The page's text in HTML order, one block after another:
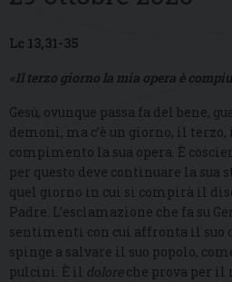
Lc 13,31-35
«Il terzo giorno la mia opera è
Gesù, ovunque passa fa del bene,
demoni, ma c’è un giorno, il terzo,
compimento la sua opera. È
per questo deve continuare la sua
quel giorno in cui si compirà il
Padre. L’esclamazione che fa su
sentimenti con cui affronta il suo
spinge a salvare il suo popolo,
pulcini. È il doloreche prova per il